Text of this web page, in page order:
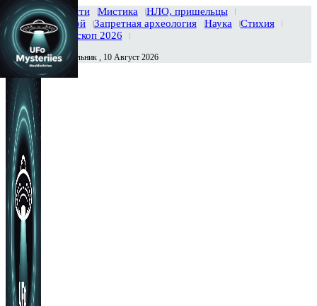
Главная Новости Мистика
НЛО, пришельцы
Тайны вселенной
Запретная археология Наука
Стихия
История
Гороскоп 2026
Сегодня Понедельник , 10 Август 2026